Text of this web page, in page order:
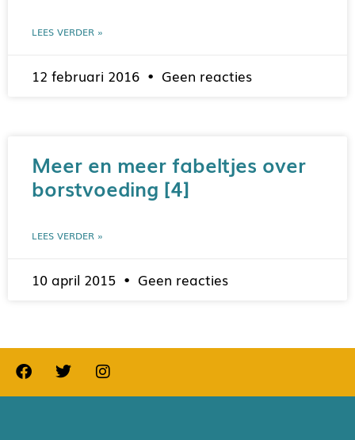
LEES VERDER »
12 februari 2016 Geen reacties
Meer en meer fabeltjes over
borstvoeding [4]
LEES VERDER »
10 april 2015 Geen reacties